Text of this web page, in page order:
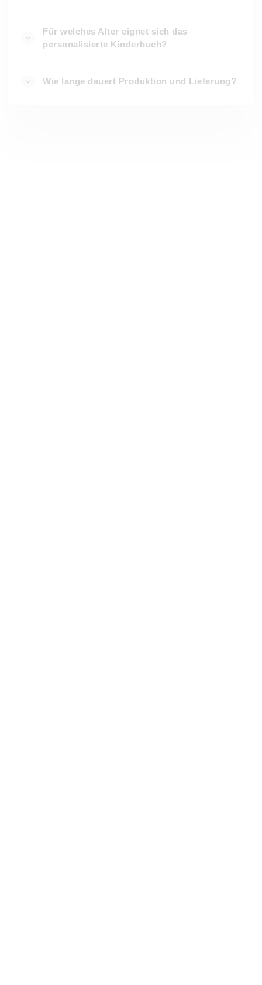
Für welches Alter eignet sich das
personalisierte Kinderbuch?
Wie lange dauert Produktion und Lieferung?